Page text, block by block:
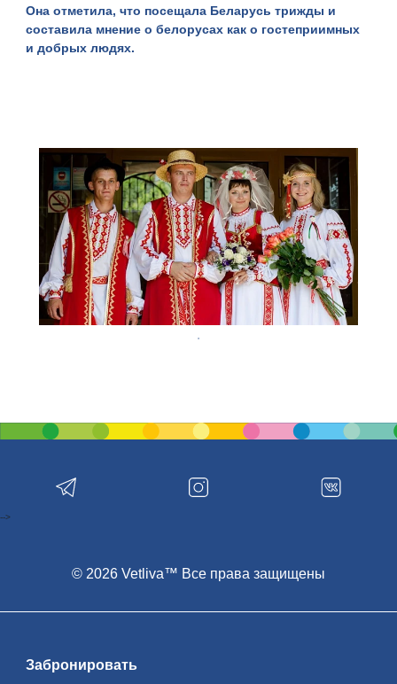
Она отметила, что посещала Беларусь трижды и
составила мнение о белорусах как о гостеприимных
и добрых людях.
Забронировать
© 2026 Vetliva™ Все права защищены
-->